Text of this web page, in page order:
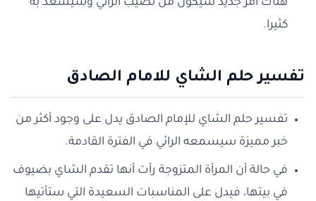
هناك أمر جديد سيكون من نصيب الرائي وسيسعد به
كثيرا.
تفسير حلم الشاي للامام الصادق
تفسير حلم الشاي للإمام الصادق يدل على وجود أكثر من
خبر مميزة سيسمعه الرائي في الفترة القادمة.
في حالة أن المرأة المتزوجة رأت أنها تقدم الشاي بضيوف
في بيتها، فيدل على المناسبات السعيدة التي ستأتيها